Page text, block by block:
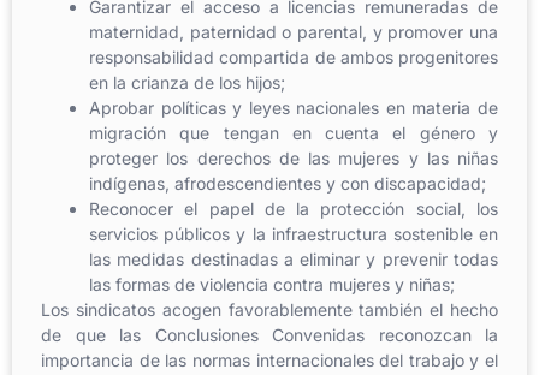
Garantizar el acceso a licencias remuneradas de
maternidad, paternidad o parental, y promover una
responsabilidad compartida de ambos progenitores
en la crianza de los hijos;
Aprobar políticas y leyes nacionales en materia de
migración que tengan en cuenta el género y
proteger los derechos de las mujeres y las niñas
indígenas, afrodescendientes y con discapacidad;
Reconocer el papel de la protección social, los
servicios públicos y la infraestructura sostenible en
las medidas destinadas a eliminar y prevenir todas
las formas de violencia contra mujeres y niñas;
Los sindicatos acogen favorablemente también el hecho
de que las Conclusiones Convenidas reconozcan la
importancia de las normas internacionales del trabajo y el